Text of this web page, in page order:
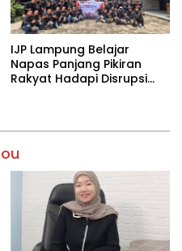
IJP Lampung Belajar
Napas Panjang Pikiran
Rakyat Hadapi Disrupsi